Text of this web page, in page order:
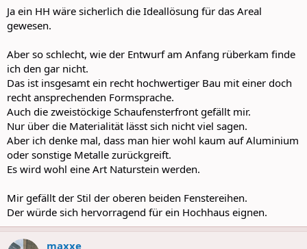
Ja ein HH wäre sicherlich die Ideallösung für das Areal
gewesen.
Aber so schlecht, wie der Entwurf am Anfang rüberkam finde
ich den gar nicht.
Das ist insgesamt ein recht hochwertiger Bau mit einer doch
recht ansprechenden Formsprache.
Auch die zweistöckige Schaufensterfront gefällt mir.
Nur über die Materialität lässt sich nicht viel sagen.
Aber ich denke mal, dass man hier wohl kaum auf Aluminium
oder sonstige Metalle zurückgreift.
Es wird wohl eine Art Naturstein werden.
Mir gefällt der Stil der oberen beiden Fenstereihen.
Der würde sich hervorragend für ein Hochhaus eignen.
maxxe